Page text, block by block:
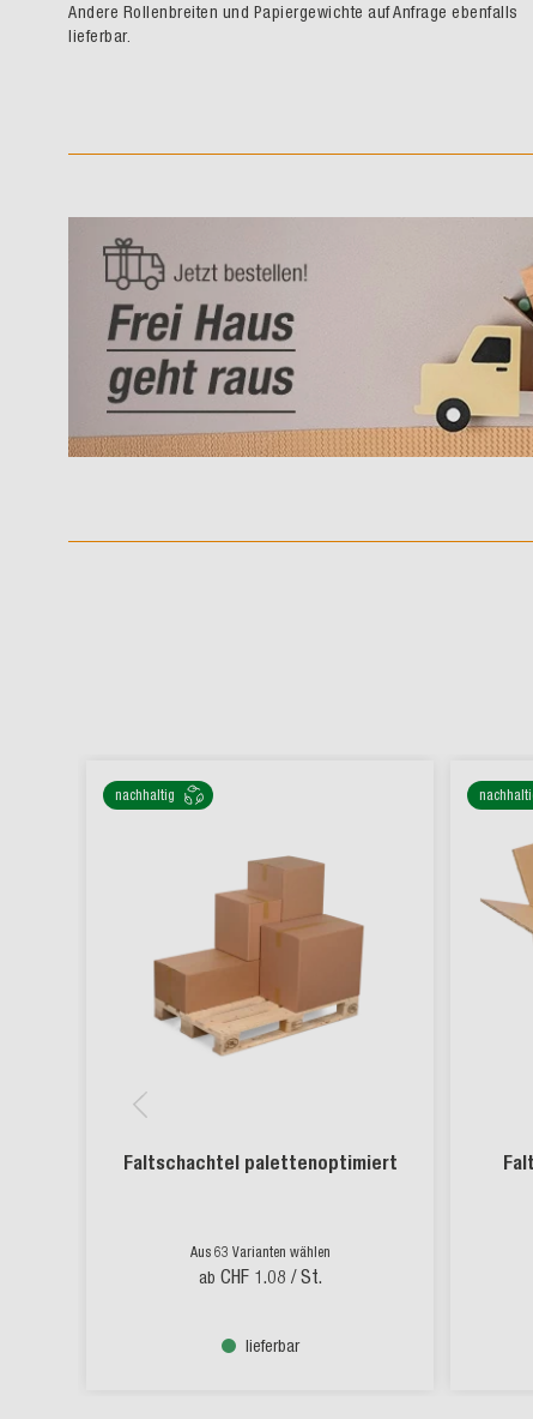
Andere Rollenbreiten und Papiergewichte auf Anfrage ebenfalls
lieferbar.
nachhaltig
Faltschachtel palettenoptimiert
Aus 63 Varianten wählen
ab CHF 1.08 / St.
lieferbar